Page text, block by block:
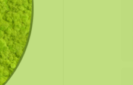
moswand
verhuur